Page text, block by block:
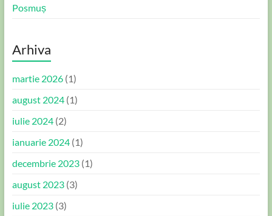
Posmuș
Arhiva
martie 2026(1)
august 2024(1)
iulie 2024(2)
ianuarie 2024(1)
decembrie 2023(1)
august 2023(3)
iulie 2023(3)